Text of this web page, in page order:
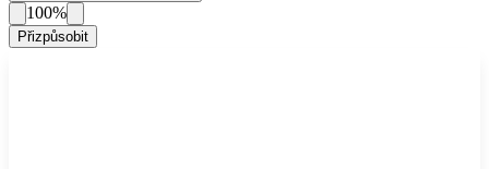
100%
Přizpůsobit